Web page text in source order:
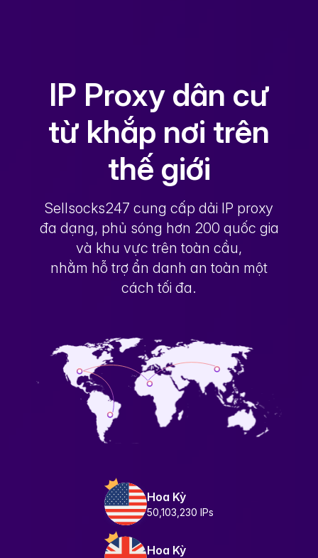
IP Proxy dân cư
từ khắp nơi trên
thế giới
Sellsocks247 cung cấp dải IP proxy
đa dạng, phủ sóng hơn 200 quốc gia
và khu vực trên toàn cầu,
nhằm hỗ trợ ẩn danh an toàn một
cách tối đa.
Hoa Kỳ
50,103,230 IPs
Hoa Kỳ